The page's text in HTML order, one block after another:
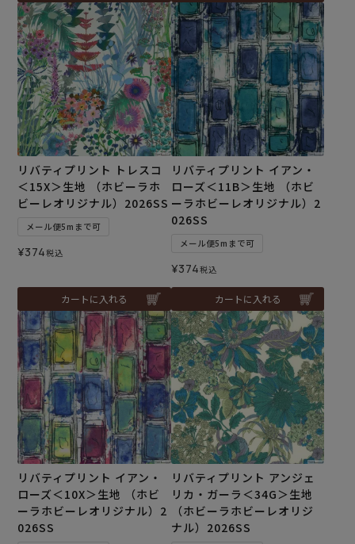
リバティプリント トレスコ
＜15X＞生地 （ホビーラホ
ビーレオリジナル）2026SS
メール便5mまで可
¥374税込
カートに入れる
リバティプリント イアン・
ローズ＜11B＞生地 （ホビ
ーラホビーレオリジナル）2
026SS
メール便5mまで可
¥374税込
カートに入れる
リバティプリント イアン・
ローズ＜10X＞生地 （ホビ
ーラホビーレオリジナル）2
026SS
リバティプリント アンジェ
リカ・ガーラ＜34G＞生地
（ホビーラホビーレオリジ
ナル）2026SS